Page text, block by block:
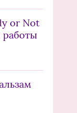
or Not
работы